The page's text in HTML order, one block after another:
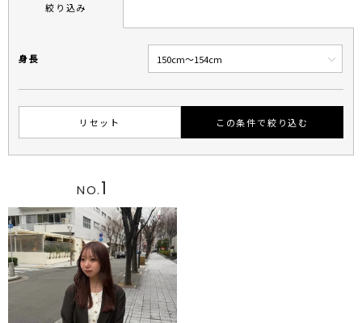
絞り込み
身長
リセット この条件で絞り込む
NO.1